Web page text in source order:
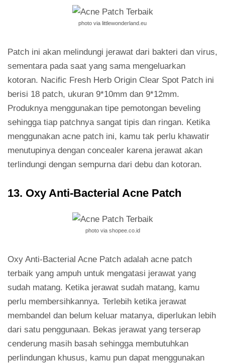
photo via littlewonderland.eu
Patch ini akan melindungi jerawat dari bakteri dan virus,
sementara pada saat yang sama mengeluarkan
kotoran. Nacific Fresh Herb Origin Clear Spot Patch ini
berisi 18 patch, ukuran 9*10mm dan 9*12mm.
Produknya menggunakan tipe pemotongan beveling
sehingga tiap patchnya sangat tipis dan ringan. Ketika
menggunakan acne patch ini, kamu tak perlu khawatir
menutupinya dengan concealer karena jerawat akan
terlindungi dengan sempurna dari debu dan kotoran.
13. Oxy Anti-Bacterial Acne Patch
photo via shopee.co.id
Oxy Anti-Bacterial Acne Patch adalah acne patch
terbaik yang ampuh untuk mengatasi jerawat yang
sudah matang. Ketika jerawat sudah matang, kamu
perlu membersihkannya. Terlebih ketika jerawat
membandel dan belum keluar matanya, diperlukan lebih
dari satu penggunaan. Bekas jerawat yang terserap
cenderung masih basah sehingga membutuhkan
perlindungan khusus, kamu pun dapat menggunakan